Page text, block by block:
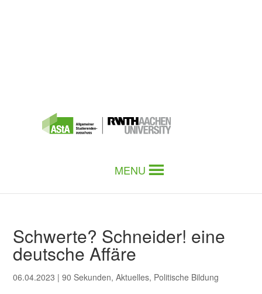
MENU
Schwerte? Schneider! eine
deutsche Affäre
06.04.2023 |90 Sekunden,Aktuelles, Politische Bildung